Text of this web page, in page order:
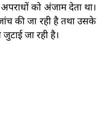
को अंजाम देता था।
की जा रही है तथा उसके
जा रही है।